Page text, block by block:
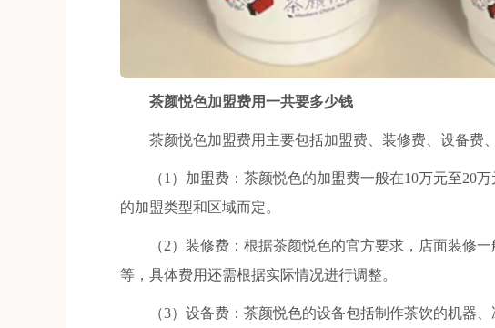
茶颜悦色加盟费用一共要多少钱
茶颜悦色加盟费用主要包括加盟费、装修费、设备费、
（1）加盟费：茶颜悦色的加盟费一般在10万元至20万
的加盟类型和区域而定。
（2）装修费：根据茶颜悦色的官方要求，店面装修一
等，具体费用还需根据实际情况进行调整。
（3）设备费：茶颜悦色的设备包括制作茶饮的机器、